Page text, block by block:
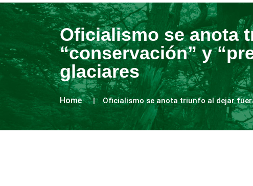
Oficialismo se anota
“conservación” y
glaciares
Home Oficialismo se anota triunfo al dejar